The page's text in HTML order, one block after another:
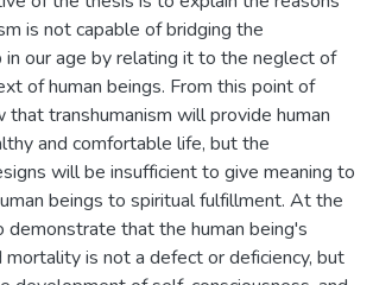
is not capable of bridging the
in our age by relating it to the neglect of
of human beings. From this point of
that transhumanism will provide human
and comfortable life, but the
will be insufficient to give meaning to
beings to spiritual fulfillment. At the
demonstrate that the human being's
is not a defect or deficiency, but